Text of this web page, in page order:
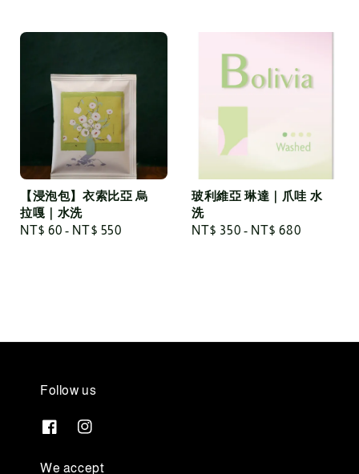
【浸泡包】衣索比亞 烏
拉嘎｜水洗
Regular
NT$ 60 - NT$ 550
玻利維亞 琳達｜爪哇 水
洗
Regular
NT$ 350 - NT$ 680
Follow us
We accept